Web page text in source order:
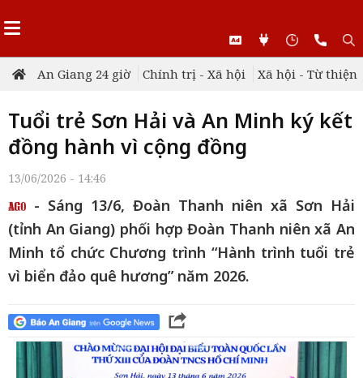
An Giang 24 giờ Chính trị - Xã hội Xã hội - Từ thiện
Tuổi trẻ Sơn Hải và An Minh ký kết
đồng hành vì cộng đồng
13/06/2026 - 14:46
- Sáng 13/6, Đoàn Thanh niên xã Sơn Hải
(tỉnh An Giang) phối hợp Đoàn Thanh niên xã An
Minh tổ chức Chương trình “Hành trình tuổi trẻ
vì biển đảo quê hương” năm 2026.